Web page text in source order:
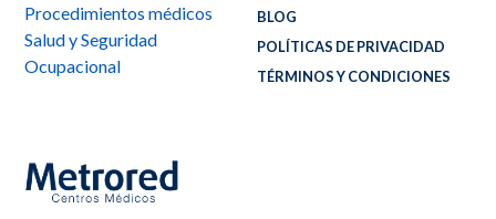
Procedimientos médicos
Salud y Seguridad
Ocupacional
BLOG
POLÍTICAS DE PRIVACIDAD
TÉRMINOS Y CONDICIONES